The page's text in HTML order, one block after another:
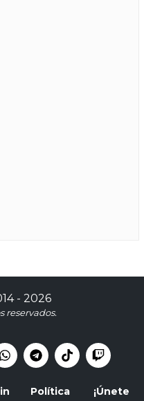
- 2026
reservados.
Política ¡Únete